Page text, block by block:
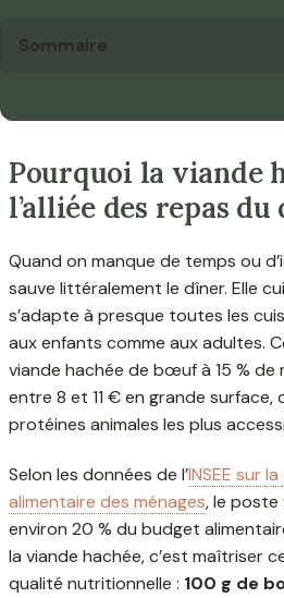
Sommaire
Pourquoi la viande
l’alliée des repas
Quand on manque de temps ou
sauve littéralement le dîner. Elle
s’adapte à presque toutes les
aux enfants comme aux adultes.
viande hachée de bœuf à 15 %
entre 8 et 11 € en grande surface,
protéines animales les plus
Selon les données de l’INSEE sur
alimentaire des ménages, le poste
environ 20 % du budget
la viande hachée, c’est maîtriser
qualité nutritionnelle : 100 g de